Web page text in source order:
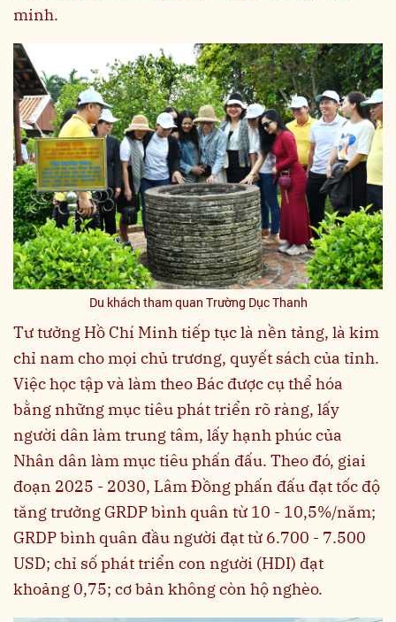
minh.
Du khách tham quan Trường Dục Thanh
Tư tưởng Hồ Chí Minh tiếp tục là nền tảng, là kim
chỉ nam cho mọi chủ trương, quyết sách của tỉnh.
Việc học tập và làm theo Bác được cụ thể hóa
bằng những mục tiêu phát triển rõ ràng, lấy
người dân làm trung tâm, lấy hạnh phúc của
Nhân dân làm mục tiêu phấn đấu. Theo đó, giai
đoạn 2025 - 2030, Lâm Đồng phấn đấu đạt tốc độ
tăng trưởng GRDP bình quân từ 10 - 10,5%/năm;
GRDP bình quân đầu người đạt từ 6.700 - 7.500
USD; chỉ số phát triển con người (HDI) đạt
khoảng 0,75; cơ bản không còn hộ nghèo.